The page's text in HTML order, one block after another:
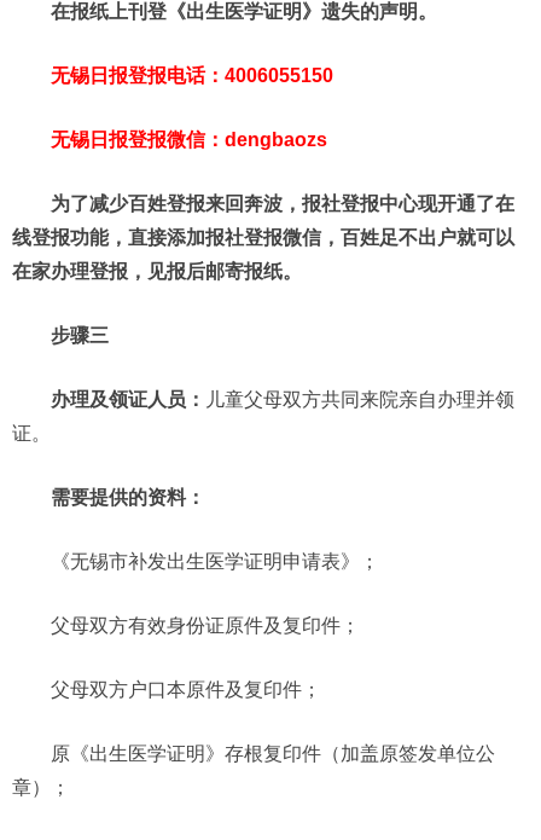
在报纸上刊登《出生医学证明》遗失的声明。
无锡日报登报电话：4006055150
无锡日报登报微信：dengbaozs
为了减少百姓登报来回奔波，报社登报中心现开通了在
线登报功能，直接添加报社登报微信，百姓足不出户就可以
在家办理登报，见报后邮寄报纸。
步骤三
办理及领证人员： 儿童父母双方共同来院亲自办理并领
证。
需要提供的资料：
《无锡市补发出生医学证明申请表》；
父母双方有效身份证原件及复印件；
父母双方户口本原件及复印件；
原《出生医学证明》存根复印件（加盖原签发单位公
章）；